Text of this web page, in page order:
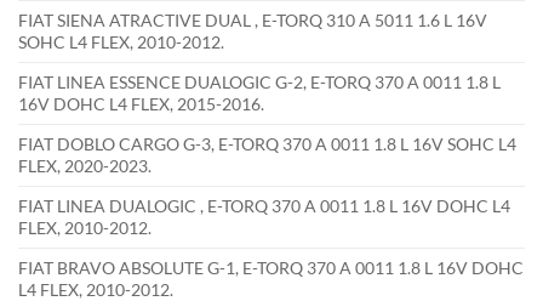
FIAT SIENA ATRACTIVE DUAL , E-TORQ 310 A 5011 1.6 L 16V
SOHC L4 FLEX, 2010-2012.
FIAT LINEA ESSENCE DUALOGIC G-2, E-TORQ 370 A 0011 1.8 L
16V DOHC L4 FLEX, 2015-2016.
FIAT DOBLO CARGO G-3, E-TORQ 370 A 0011 1.8 L 16V SOHC L4
FLEX, 2020-2023.
FIAT LINEA DUALOGIC , E-TORQ 370 A 0011 1.8 L 16V DOHC L4
FLEX, 2010-2012.
FIAT BRAVO ABSOLUTE G-1, E-TORQ 370 A 0011 1.8 L 16V DOHC
L4 FLEX, 2010-2012.